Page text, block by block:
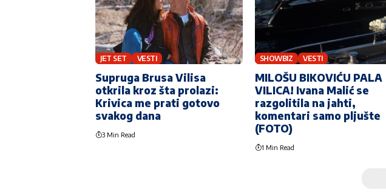
JET SET VESTI
Supruga Brusa Vilisa
otkrila kroz šta prolazi:
Krivica me prati gotovo
svakog dana
3 Min Read
SHOWBIZ VESTI
MILOŠU BIKOVIĆU PALA
VILICA! Ivana Malić se
razgolitila na jahti,
komentari samo pljušte
(FOTO)
1 Min Read